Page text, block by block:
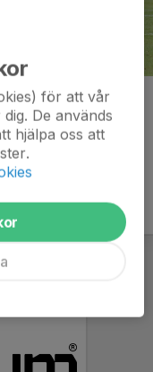
för att vår
De används
hjälpa oss att